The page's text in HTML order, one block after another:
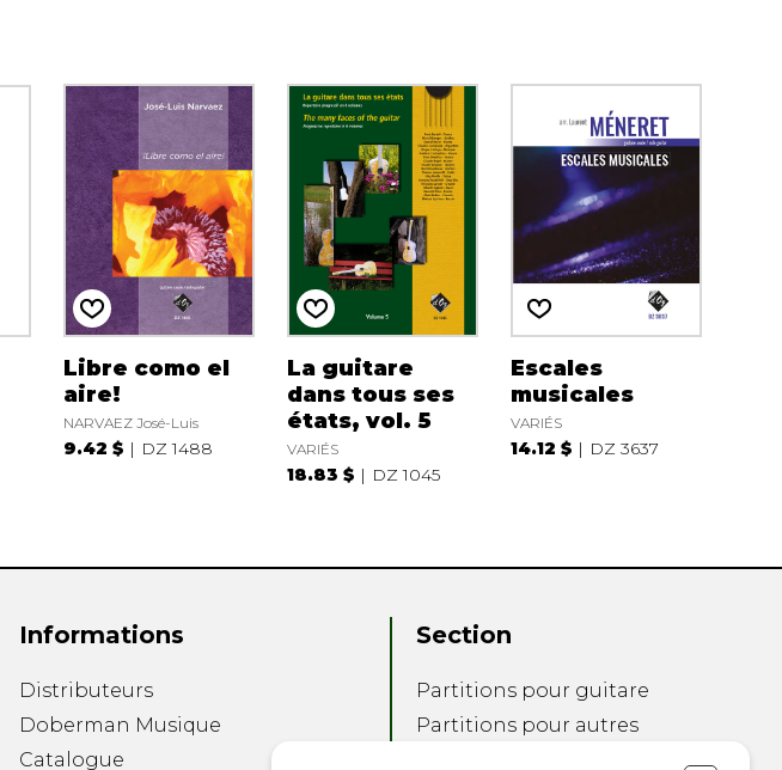
Libre como el
aire!
NARVAEZ José-Luis
9.42 $ DZ 1488
La guitare
dans tous ses
états, vol. 5
VARIÉS
18.83 $ DZ 1045
Escales
musicales
VARIÉS
14.12 $ DZ 3637
Informations
Distributeurs
Doberman Musique
Catalogue
Section
Partitions pour guitare
Partitions pour autres